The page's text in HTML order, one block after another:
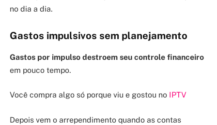
no dia a dia.
Gastos impulsivos sem planejamento
Gastos por impulso destroem seu controle financeiro
em pouco tempo.
Você compra algo só porque viu e gostou no IPTV
Depois vem o arrependimento quando as contas